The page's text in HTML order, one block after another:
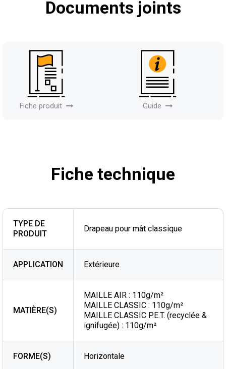
Documents joints
Fiche produit Guide
Fiche technique
TYPE DE
PRODUIT
Drapeau pour mât classique
APPLICATION Extérieure
MATIÈRE(S)
MAILLE AIR : 110g/m²
MAILLE CLASSIC : 110g/m²
MAILLE CLASSIC P.E.T. (recyclée &
ignifugée) : 110g/m²
FORME(S) Horizontale